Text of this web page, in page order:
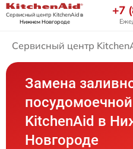
Сервисный центр KitchenAidв
Нижнем Новгороде
+7
Сервисный центр
Замена
KitchenAid в
Новгороде